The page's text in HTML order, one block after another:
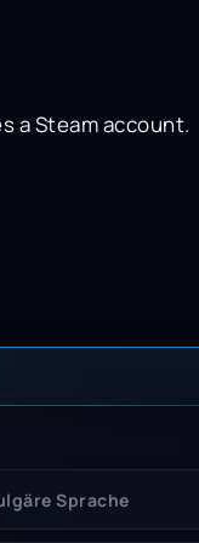
a Steam account.
Sprache